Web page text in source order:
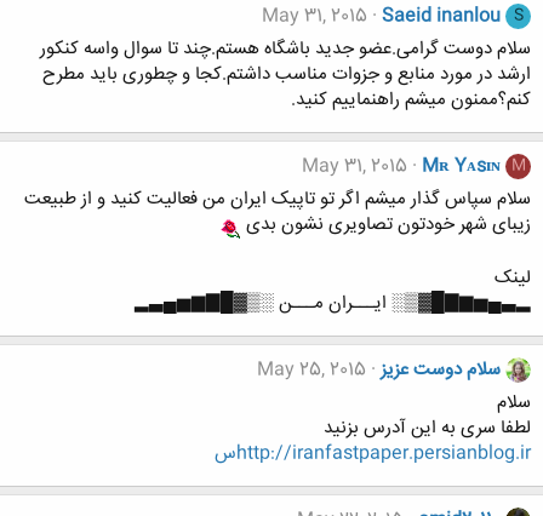
S
Saeid inanlou
May 31, 2015
سلام دوست گرامی.عضو جدید باشگاه هستم.چند تا سوال واسه کنکور
ارشد در مورد منابع و جزوات مناسب داشتم.کجا و چطوری باید مطرح
کنم؟ممنون میشم راهنماییم کنید.
M
Mʀ Yᴀsɪɴ
May 31, 2015
سلام سپاس گذار میشم اگر تو تاپیک ایران من فعالیت کنید و از طبیعت
زیبای شهر خودتون تصاویری نشون بدی
لینک
▂▃▄▅▆▇█▓▒░ ایـــران مـــن ░▒▓█▇▆▅▄▃▂
سلام دوست عزیز May 25, 2015
سلام
لطفا سری به این آدرس بزنید
http://iranfastpaper.persianblog.irس